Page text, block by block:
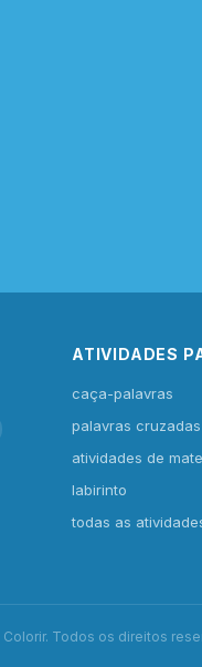
ATIVIDADES
caça-palavras
palavras cruzadas
atividades de
labirinto
todas as
Todos os direitos